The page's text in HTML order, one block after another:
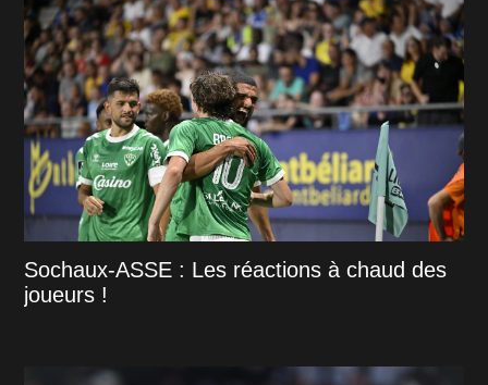
Sochaux-ASSE : Les réactions à chaud des
joueurs !